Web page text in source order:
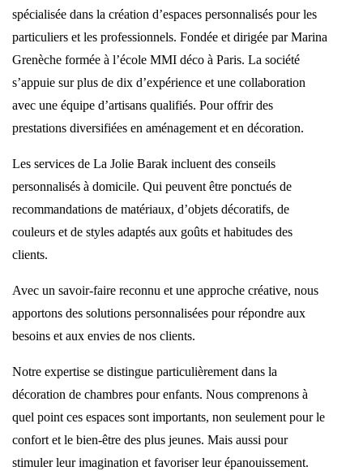
spécialisée dans la création d’espaces personnalisés pour les
particuliers et les professionnels. Fondée et dirigée par Marina
Grenèche formée à l’école MMI déco à Paris. La société
s’appuie sur plus de dix d’expérience et une collaboration
avec une équipe d’artisans qualifiés. Pour offrir des
prestations diversifiées en aménagement et en décoration.
Les services de La Jolie Barak incluent des conseils
personnalisés à domicile. Qui peuvent être ponctués de
recommandations de matériaux, d’objets décoratifs, de
couleurs et de styles adaptés aux goûts et habitudes des
clients.
Avec un savoir-faire reconnu et une approche créative, nous
apportons des solutions personnalisées pour répondre aux
besoins et aux envies de nos clients.
Notre expertise se distingue particulièrement dans la
décoration de chambres pour enfants. Nous comprenons à
quel point ces espaces sont importants, non seulement pour le
confort et le bien-être des plus jeunes. Mais aussi pour
stimuler leur imagination et favoriser leur épanouissement.